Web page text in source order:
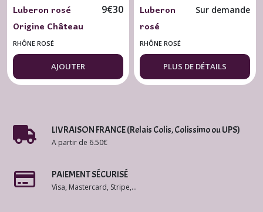
Luberon rosé
Origine Château
Constantin 2025
BIO
9€30
RHÔNE ROSÉ
AJOUTER
Luberon
rosé
"Cuvée Ô"
Château
Constantin
Sur demande
RHÔNE ROSÉ
PLUS DE DÉTAILS
LIVRAISON FRANCE (Relais Colis, Colissimo ou UPS)
A partir de 6.50€
PAIEMENT SÉCURISÉ
Visa, Mastercard, Stripe,...